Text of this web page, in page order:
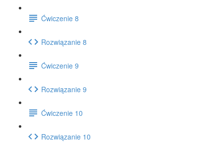
Ćwiczenie 8
Rozwiązanie 8
Ćwiczenie 9
Rozwiązanie 9
Ćwiczenie 10
Rozwiązanie 10